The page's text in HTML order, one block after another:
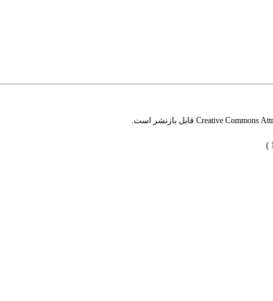
Creative Commons قابل بازنشر است.